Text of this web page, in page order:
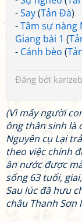
-Say(Tản Đà)
-Tâm sự nàng
Giang bài 1 (
- Cánh bèo (
Đăng bởi
(Vì mấy người
ông thân sinh là
Nguyên cụ Lại
theo việc chính
ân nước được
sống 63 tuổi,
Sau lúc đã hưu
châu Thanh